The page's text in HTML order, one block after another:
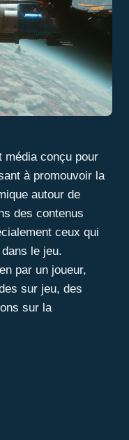
média conçu pour
à promouvoir la
autour de
des contenus
ceux qui
le jeu.
par un joueur,
sur jeu, des
sur la